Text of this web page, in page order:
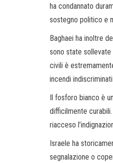
ha condannato
sostegno politico e
Baghaei ha inoltre
sono state sollevate
civili è
incendi
Il fosforo bianco è
difficilmente
riacceso
Israele ha
segnalazione o